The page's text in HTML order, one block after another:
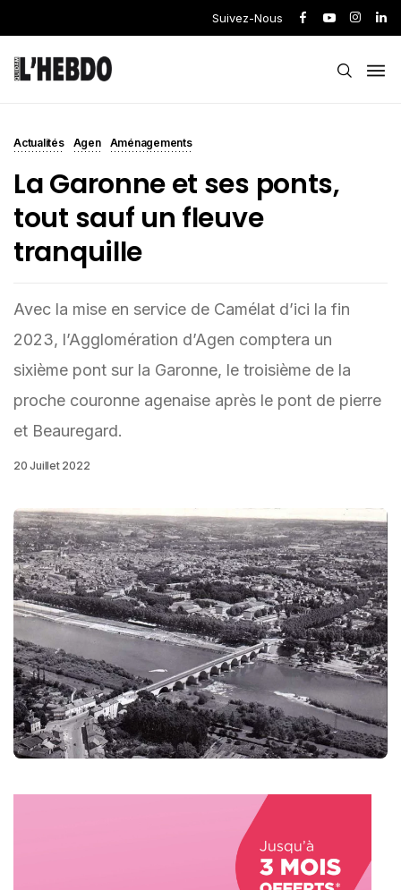
Suivez-Nous
Actualités Agen Aménagements
La Garonne et ses ponts,
tout sauf un fleuve
tranquille
Avec la mise en service de Camélat d’ici la fin
2023, l’Agglomération d’Agen comptera un
sixième pont sur la Garonne, le troisième de la
proche couronne agenaise après le pont de pierre
et Beauregard.
20 Juillet 2022